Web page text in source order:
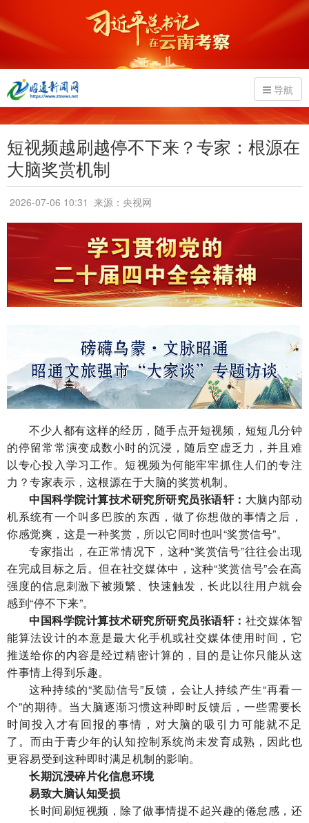
导航
短视频越刷越停不下来？专家：根源在
大脑奖赏机制
2026-07-06 10:31 来源：央视网
不少人都有这样的经历，随手点开短视频，短短几分钟
的停留常常演变成数小时的沉浸，随后空虚乏力，并且难
以专心投入学习工作。短视频为何能牢牢抓住人们的专注
力？专家表示，这根源在于大脑的奖赏机制。
中国科学院计算技术研究所研究员张语轩： 大脑内部动
机系统有一个叫多巴胺的东西，做了你想做的事情之后，
你感觉爽，这是一种奖赏，所以它同时也叫“奖赏信号”。
专家指出，在正常情况下，这种“奖赏信号”往往会出现
在完成目标之后。但在社交媒体中，这种“奖赏信号”会在高
强度的信息刺激下被频繁、快速触发，长此以往用户就会
感到“停不下来”。
中国科学院计算技术研究所研究员张语轩： 社交媒体智
能算法设计的本意是最大化手机或社交媒体使用时间，它
推送给你的内容是经过精密计算的，目的是让你只能从这
件事情上得到乐趣。
这种持续的“奖励信号”反馈，会让人持续产生“再看一
个”的期待。当大脑逐渐习惯这种即时反馈后，一些需要长
时间投入才有回报的事情，对大脑的吸引力可能就不足
了。而由于青少年的认知控制系统尚未发育成熟，因此也
更容易受到这种即时满足机制的影响。
长期沉浸碎片化信息环境
易致大脑认知受损
长时间刷短视频，除了做事情提不起兴趣的倦怠感，还